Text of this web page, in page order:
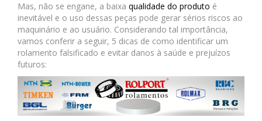
Mas, não se engane, a baixa qualidade do produto é
inevitável e o uso dessas peças pode gerar sérios riscos ao
maquinário e ao usuário. Considerando tal importância,
vamos conferir a seguir, 5 dicas de como identificar um
rolamento falsificado e evitar danos à saúde e prejuízos
futuros: